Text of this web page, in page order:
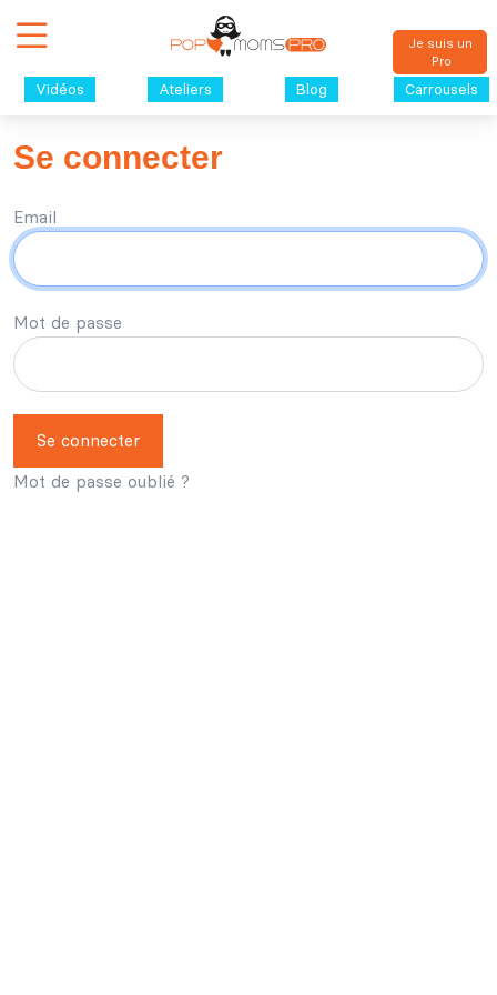
Je suis un
Pro
Vidéos Ateliers Blog Carrousels
Se connecter
Email
Mot de passe
Se connecter
Mot de passe oublié ?